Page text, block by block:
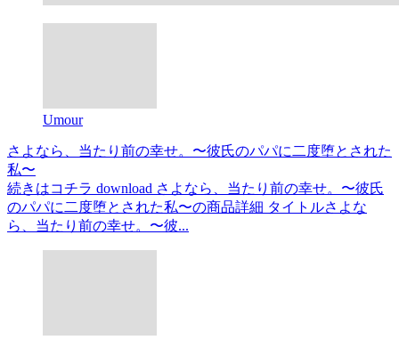
Umour
さよなら、当たり前の幸せ。〜彼氏のパパに二度堕とされた
私〜
続きはコチラ download さよなら、当たり前の幸せ。〜彼氏
のパパに二度堕とされた私〜の商品詳細 タイトルさよな
ら、当たり前の幸せ。〜彼...